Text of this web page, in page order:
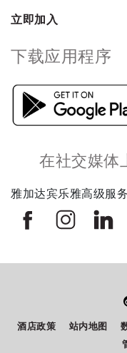
立即加入
下载应用程序
在社交媒体
雅加达宾乐雅高级服
酒店政策 站内地图
您如何评价在本网站的体
从